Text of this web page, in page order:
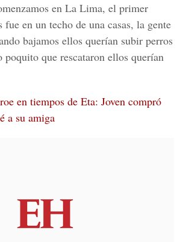
en La Lima, el primer
fue en un techo de una casas, la gente
bajamos ellos querían subir perros
poquito que rescataron ellos querían
en tiempos de Eta: Joven compró
a su amiga